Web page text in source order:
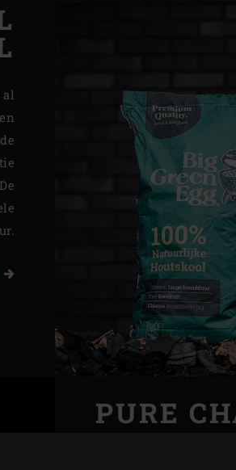
al
PURE
Pure Charcoal, is een